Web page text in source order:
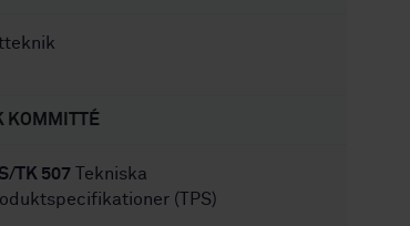
KOMMITTÉ
TK 507 Tekniska
(TPS)